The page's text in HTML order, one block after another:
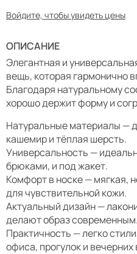
Войдите, чтобы увидеть цены
ОПИСАНИЕ
Элегантная и
вещь, которая гармонично
Благодаря натуральному
хорошо держит форму и
Натуральные материалы —
кашемир и тёплая шерсть.
Универсальность —
брюками, и под жакет.
Комфорт в носке — мягкая,
для чувствительной кожи.
Актуальный дизайн —
делают образ современным.
Практичность — легко
офиса, прогулок и